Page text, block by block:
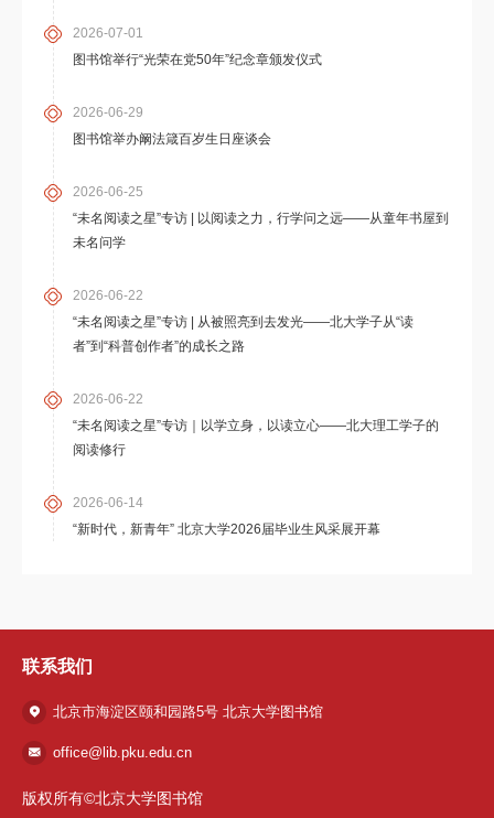
2026-07-01
图书馆举行“光荣在党50年”纪念章颁发仪式
2026-06-29
图书馆举办阚法箴百岁生日座谈会
2026-06-25
“未名阅读之星”专访 | 以阅读之力，行学问之远——从童年书屋到
未名问学
2026-06-22
“未名阅读之星”专访 | 从被照亮到去发光——北大学子从“读
者”到“科普创作者”的成长之路
2026-06-22
“未名阅读之星”专访｜以学立身，以读立心——北大理工学子的
阅读修行
2026-06-14
“新时代，新青年” 北京大学2026届毕业生风采展开幕
联系我们
北京市海淀区颐和园路5号 北京大学图书馆
office@lib.pku.edu.cn
版权所有©北京大学图书馆